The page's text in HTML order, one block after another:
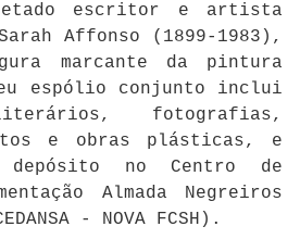
escritor e artista
Affonso (1899-1983),
marcante da pintura
espólio conjunto inclui
fotografias,
e obras plásticas, e
no Centro de
Almada Negreiros
- NOVA FCSH).